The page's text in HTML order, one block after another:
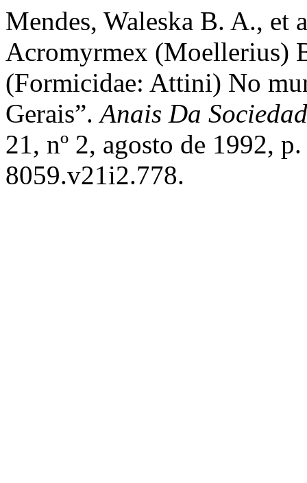
Mendes, Waleska B. A., et
Acromyrmex (Moellerius)
(Formicidae: Attini) No
Gerais”.Anais Da
21, nº 2, agosto de 1992,
8059.v21i2.778.